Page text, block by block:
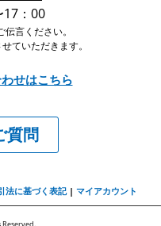
17：00
言ください。
ていただきます。
せはこちら
質問
法に基づく表記| マイアカウント